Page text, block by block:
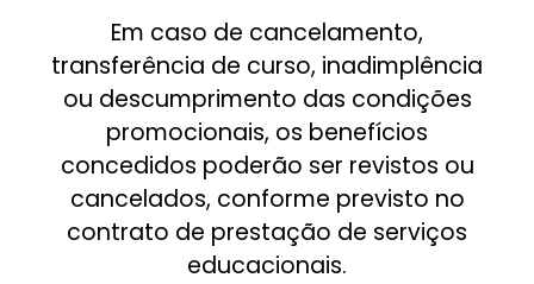
Em caso de cancelamento,
transferência de curso, inadimplência
ou descumprimento das condições
promocionais, os benefícios
concedidos poderão ser revistos ou
cancelados, conforme previsto no
contrato de prestação de serviços
educacionais.